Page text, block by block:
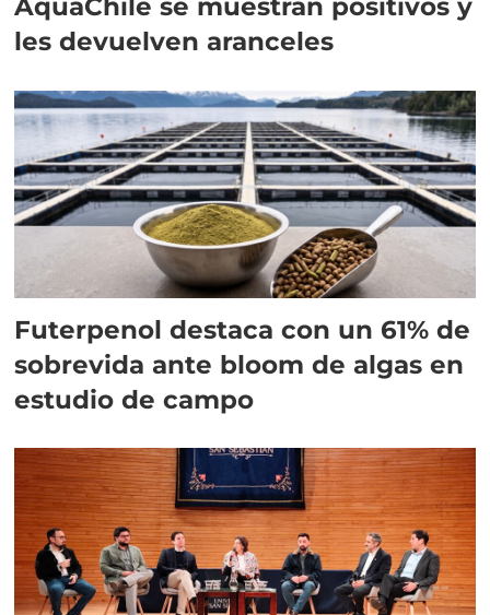
les devuelven aranceles
Futerpenol destaca con un 61% de
sobrevida ante bloom de algas en
estudio de campo